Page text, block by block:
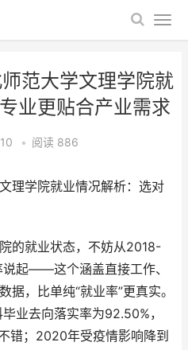
范大学文理学院就
业更贴合产业需求
• 阅读 886
理学院就业情况解析：选对
的就业状态，不妨从2018-
起——这个涵盖直接工作、
，比单纯“就业率”更真实。
业去向落实率为92.50%，
错；2020年受疫情影响降到